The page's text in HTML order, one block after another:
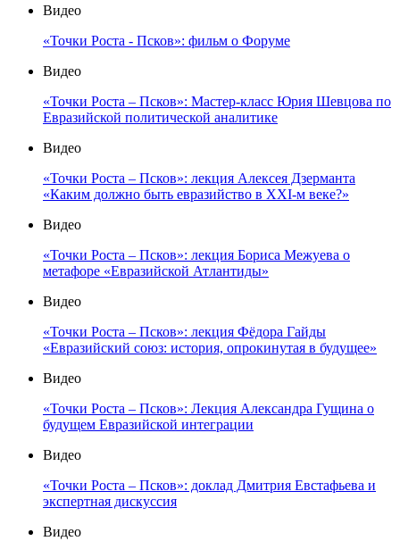
Видео
«Точки Роста - Псков»: фильм о Форуме
Видео
«Точки Роста – Псков»: Мастер-класс Юрия Шевцова по
Евразийской политической аналитике
Видео
«Точки Роста – Псков»: лекция Алексея Дзерманта
«Каким должно быть евразийство в XXI-м веке?»
Видео
«Точки Роста – Псков»: лекция Бориса Межуева о
метафоре «Евразийской Атлантиды»
Видео
«Точки Роста – Псков»: лекция Фёдора Гайды
«Евразийский союз: история, опрокинутая в будущее»
Видео
«Точки Роста – Псков»: Лекция Александра Гущина о
будущем Евразийской интеграции
Видео
«Точки Роста – Псков»: доклад Дмитрия Евстафьева и
экспертная дискуссия
Видео